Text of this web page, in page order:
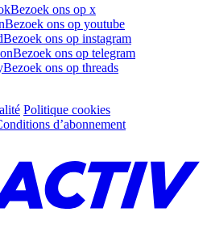
Bezoek ons op x
Bezoek ons op youtube
Bezoek ons op instagram
Bezoek ons op telegram
Bezoek ons op threads
Politique cookies
d’abonnement